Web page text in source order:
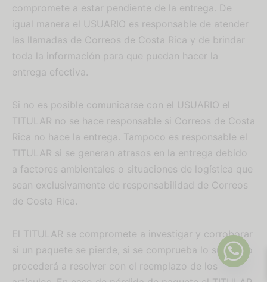
compromete a estar pendiente de la entrega. De
igual manera el USUARIO es responsable de atender
las llamadas de Correos de Costa Rica y de brindar
toda la información para que puedan hacer la
entrega efectiva.
Si no es posible comunicarse con el USUARIO el
TITULAR no se hace responsable si Correos de Costa
Rica no hace la entrega. Tampoco es responsable el
TITULAR si se generan atrasos en la entrega debido
a factores ambientales o situaciones de logística que
sean exclusivamente de responsabilidad de Correos
de Costa Rica.
El TITULAR se compromete a investigar y corroborar
si un paquete se pierde, si se comprueba lo sucedido
procederá a resolver con el reemplazo de los